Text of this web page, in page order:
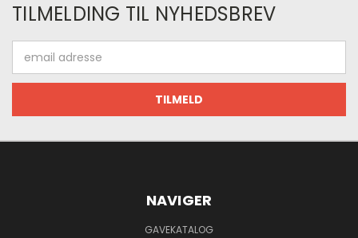
TILMELDING TIL NYHEDSBREV
adresse
NAVIGER
GAVEKATALOG